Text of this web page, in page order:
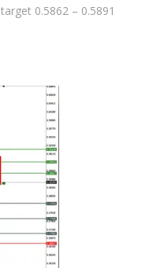
0.5862 – 0.5891